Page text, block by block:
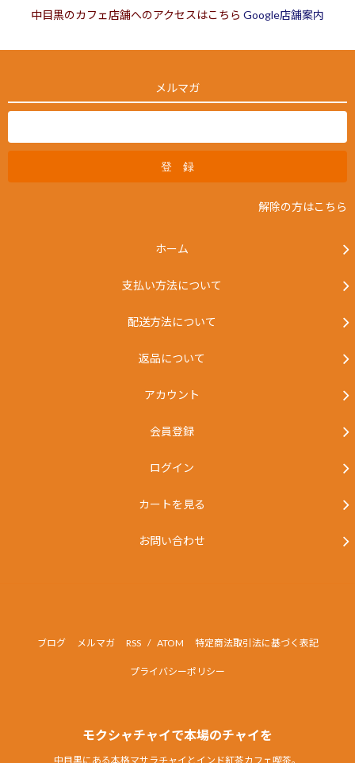
い中二階にあります。路面の店舗ではないからこその開放感を感じ
して自然の風を感じる気持ちのいい空間にしています。外の風を感
すので、このHP下部の営業カレンダーまたは、各種SNSをチェック
してください。スタッフ一同ご来店を心よりお待ちしております。
中目黒のカフェ店舗へのアクセスはこちら Google店舗案内
メルマガ
解除の方はこちら
ホーム
支払い方法について
配送方法について
返品について
アカウント
会員登録
ログイン
カートを見る
お問い合わせ
ブログ メルマガ RSS / ATOM 特定商法取引法に基づく表記
プライバシーポリシー
モクシャチャイで本場のチャイを
中目黒にある本格マサラチャイとインド紅茶カフェ喫茶。